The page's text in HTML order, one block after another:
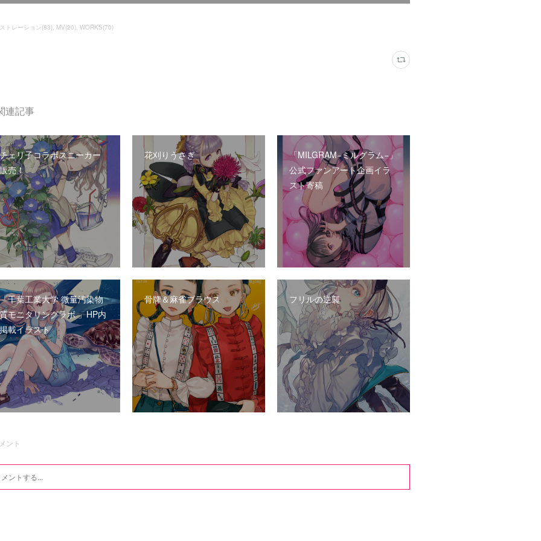
トレーション(83) MV(20) WORKS(70)
連記事
チェリ子コラボスニーカー
販売！
花刈りうさぎ
「MILGRAM−ミルグラム−」
公式ファンアート企画イラ
スト寄稿
「千葉工業大学 微量汚染物
質モニタリングラボ 」HP内
掲載イラスト
骨牌＆麻雀ブラウス フリルの逆襲
ント